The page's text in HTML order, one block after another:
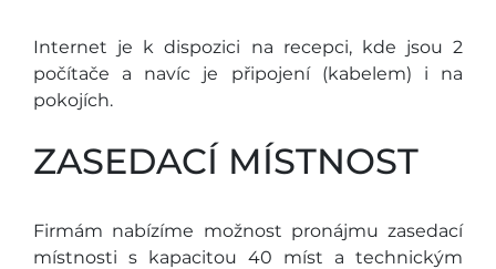
Internet je k dispozici na recepci, kde jsou 2
počítače a navíc je připojení (kabelem) i na
pokojích.
ZASEDACÍ MÍSTNOST
Firmám nabízíme možnost pronájmu zasedací
místnosti s kapacitou 40 míst a technickým